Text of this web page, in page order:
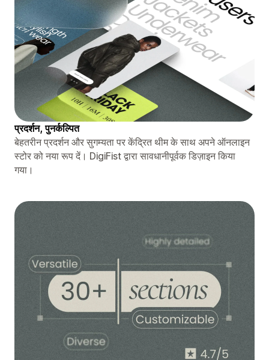
प्रदर्शन, पुनर्कल्पित
बेहतरीन प्रदर्शन और सुगम्यता पर केंद्रित थीम के साथ अपने ऑनलाइन
स्टोर को नया रूप दें। DigiFist द्वारा सावधानीपूर्वक डिज़ाइन किया
गया।